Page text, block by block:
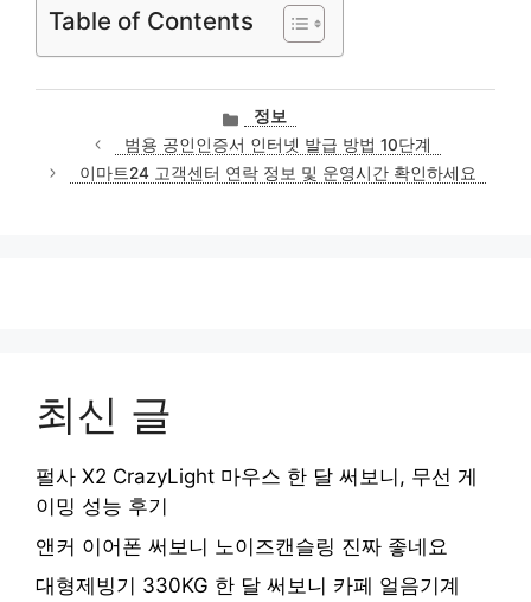
Table of Contents
카
테
고
리
정보
범용 공인인증서 인터넷 발급 방법 10단계
이마트24 고객센터 연락 정보 및 운영시간 확인하세요
최신 글
펄사 X2 CrazyLight 마우스 한 달 써보니, 무선 게
이밍 성능 후기
앤커 이어폰 써보니 노이즈캔슬링 진짜 좋네요
대형제빙기 330KG 한 달 써보니 카페 얼음기계